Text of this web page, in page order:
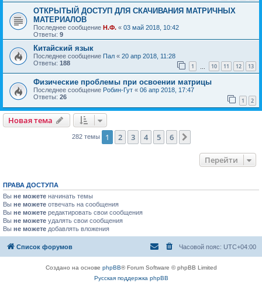
ОТКРЫТЫЙ ДОСТУП ДЛЯ СКАЧИВАНИЯ МАТРИЧНЫХ
МАТЕРИАЛОВ
Последнее сообщение Н.Ф. « 03 май 2018, 10:42
Ответы: 9
Китайский язык
Последнее сообщение Пал « 20 апр 2018, 11:28
Ответы: 188 1 10 11 12 13
Физические проблемы при освоении матрицы
Последнее сообщение Робин-Гут « 06 апр 2018, 17:47
Ответы: 26 1 2
Новая тема
282 темы 1 2 3 4 5 6
Перейти
ПРАВА ДОСТУПА
Вы не можете начинать темы
Вы не можете отвечать на сообщения
Вы не можете редактировать свои сообщения
Вы не можете удалять свои сообщения
Вы не можете добавлять вложения
Список форумов Часовой пояс: UTC+04:00
Создано на основе phpBB® Forum Software © phpBB Limited
Русская поддержка phpBB